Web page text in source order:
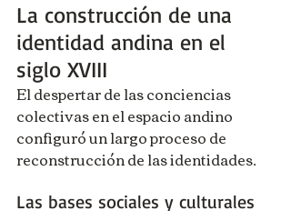
La construcción de una
identidad andina en el
siglo XVIII
El despertar de las conciencias
colectivas en el espacio andino
configuró un largo proceso de
reconstrucción de las identidades.
Las bases sociales y culturales